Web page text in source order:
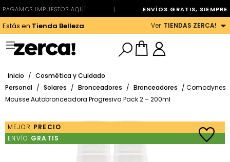
PAGAMOS IMPUESTOS AQUÍ | ENVÍOS GRATIS, SIEMPRE
Estás en Tienda Belleza Ver TIENDAS ZERCA!
Inicio / Cosmética y Cuidado
Personal / Solares / Bronceadores / Bronceadores / Comodynes
Mousse Autobronceadora Progresiva Pack 2 – 200ml
MEJOR PRECIO
ENVÍO GRATIS